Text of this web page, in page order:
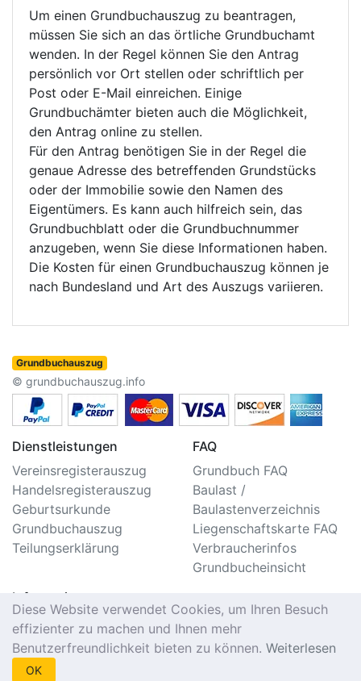
Um einen Grundbuchauszug zu beantragen,
müssen Sie sich an das örtliche Grundbuchamt
wenden. In der Regel können Sie den Antrag
persönlich vor Ort stellen oder schriftlich per
Post oder E-Mail einreichen. Einige
Grundbuchämter bieten auch die Möglichkeit,
den Antrag online zu stellen.
Für den Antrag benötigen Sie in der Regel die
genaue Adresse des betreffenden Grundstücks
oder der Immobilie sowie den Namen des
Eigentümers. Es kann auch hilfreich sein, das
Grundbuchblatt oder die Grundbuchnummer
anzugeben, wenn Sie diese Informationen haben.
Die Kosten für einen Grundbuchauszug können je
nach Bundesland und Art des Auszugs variieren.
Grundbuchauszug
© grundbuchauszug.info
Dienstleistungen
Vereinsregisterauszug
Handelsregisterauszug
Geburtsurkunde
Grundbuchauszug
Teilungserklärung
FAQ
Grundbuch FAQ
Baulast /
Baulastenverzeichnis
Liegenschaftskarte FAQ
Verbraucherinfos
Grundbucheinsicht
Information
Impressum/Kontakt
Datenschutzerklärung
Nutzungsbedingungen
Diese Website verwendet Cookies, um Ihren Besuch
effizienter zu machen und Ihnen mehr
Benutzerfreundlichkeit bieten zu können. Weiterlesen
OK